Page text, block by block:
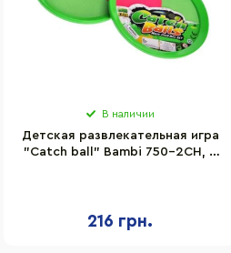
В наличии
Детская развлекательная игра
"Catch ball" Bambi 750-2CH, 2
216 грн.